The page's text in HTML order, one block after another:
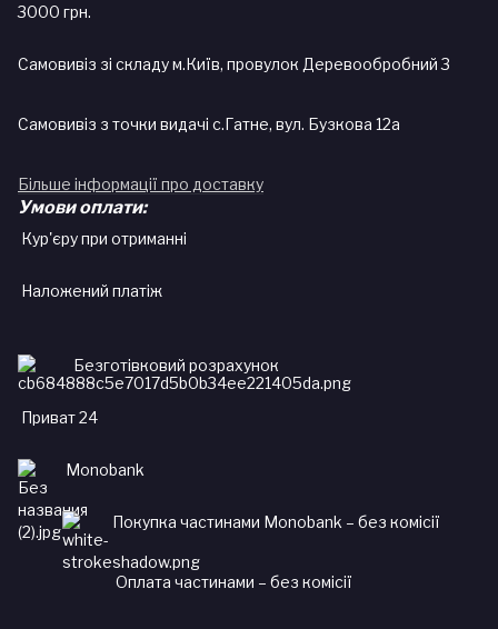
3000 грн.
Самовивіз зі складу м.Київ, провулок Деревообробний 3
Самовивіз з точки видачі с.Гатне, вул. Бузкова 12а
Більше інформації про доставку
Умови оплати:
Кур'єру при отриманні
Наложений платіж
Безготівковий розрахунок
Приват 24
Monobank
Покупка частинами Monobank – без комісії
Оплата частинами – без комісії